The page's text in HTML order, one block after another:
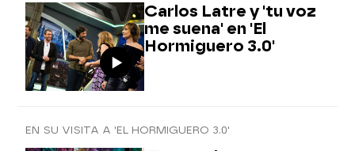
Carlos Latre y 'tu voz
me suena' en 'El
Hormiguero 3.0'
EN SU VISITA A 'EL HORMIGUERO 3.0'